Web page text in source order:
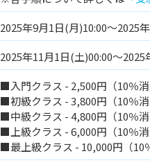
2025年9月1日(月)10:00～2025
2025年11月1日(土)00:00～
■入門クラス - 2,500円（10％消
■初級クラス - 3,800円（10％消
■中級クラス - 4,800円（10％消
■上級クラス - 6,000円（10％消
■最上級クラス - 10,000円（10